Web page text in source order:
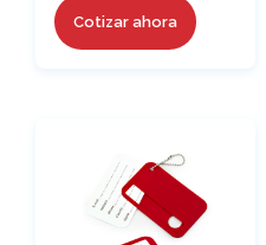
Cotizar ahora